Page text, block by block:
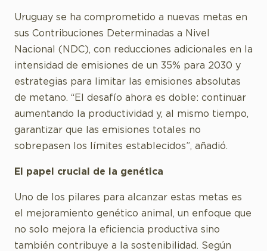
Uruguay se ha comprometido a nuevas metas en
sus Contribuciones Determinadas a Nivel
Nacional (NDC), con reducciones adicionales en la
intensidad de emisiones de un 35% para 2030 y
estrategias para limitar las emisiones absolutas
de metano. “El desafío ahora es doble: continuar
aumentando la productividad y, al mismo tiempo,
garantizar que las emisiones totales no
sobrepasen los límites establecidos”, añadió.
El papel crucial de la genética
Uno de los pilares para alcanzar estas metas es
el mejoramiento genético animal, un enfoque que
no solo mejora la eficiencia productiva sino
también contribuye a la sostenibilidad. Según